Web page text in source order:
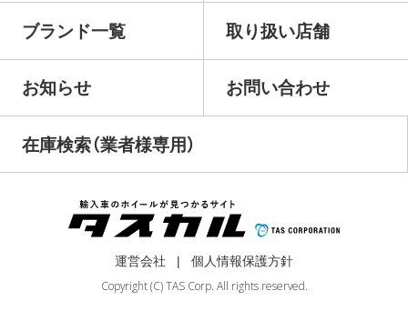
ブランド一覧 取り扱い店舗
お知らせ お問い合わせ
在庫検索（業者様専用）
運営会社
個人情報保護方針
Copyright (C) TAS Corp. All rights reserved.